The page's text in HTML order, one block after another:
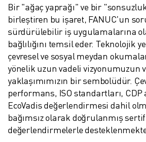
ENDÜSTRILER
TÜM SEKTÖRLER
HAVACILIK
OTOMOTIV
ELEKTRIKLI ARAÇLAR
ELEKTRONIK
YIYECEK VE IÇECEK
MEDIKAL
PLASTIK
DEPOLAMA, LOJISTIK, SEVKIYAT
UYGULAMALAR
Bir "ağaç yaprağı" ve bir
birleştiren bu işaret, FANUC'un
sürdürülebilir iş uygulamalarına
bağlılığını temsil eder. Teknolojik
çevresel ve sosyal meydan
yönelik uzun vadeli vizyonumuzun
yaklaşımımızın bir sembolüdür.
performans, ISO standartları, CDP
EcoVadis değerlendirmesi dahil
bağımsız olarak doğrulanmış
değerlendirmelerle